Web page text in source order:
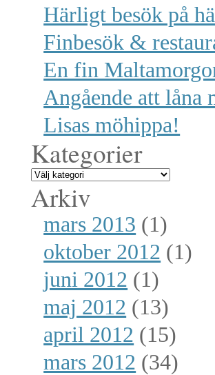
Härligt besök på
Finbesök &
En fin
Angående att låna
Lisas möhippa!
Kategorier
Arkiv
mars 2013 (1)
oktober 2012 (1)
juni 2012 (1)
maj 2012 (13)
april 2012 (15)
mars 2012 (34)